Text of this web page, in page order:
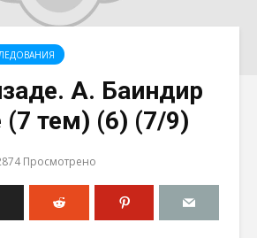
А. Баиндир
(7 тем) (6) (7/9)
Просмотрено